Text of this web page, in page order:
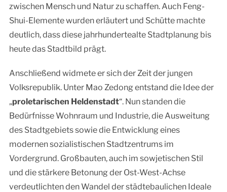
zwischen Mensch und Natur zu schaffen. Auch Feng-
Shui-Elemente wurden erläutert und Schütte machte
deutlich, dass diese jahrhundertealte Stadtplanung bis
heute das Stadtbild prägt.
Anschließend widmete er sich der Zeit der jungen
Volksrepublik. Unter Mao Zedong entstand die Idee der
„proletarischen Heldenstadt“. Nun standen die
Bedürfnisse Wohnraum und Industrie, die Ausweitung
des Stadtgebiets sowie die Entwicklung eines
modernen sozialistischen Stadtzentrums im
Vordergrund. Großbauten, auch im sowjetischen Stil
und die stärkere Betonung der Ost-West-Achse
verdeutlichten den Wandel der städtebaulichen Ideale